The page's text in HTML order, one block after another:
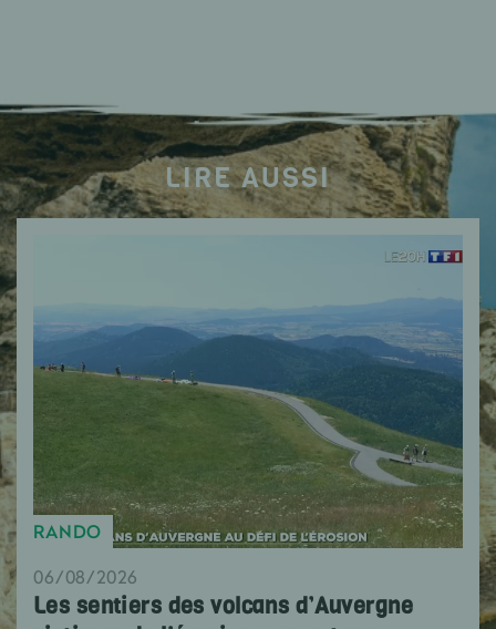
LIRE AUSSI
RANDO
06/08/2026
Les sentiers des volcans d’Auvergne